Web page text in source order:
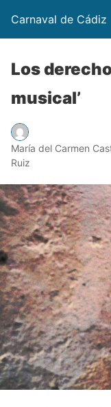
Carnaval de Cádiz
Los
musical’
María del Carmen
Ruiz